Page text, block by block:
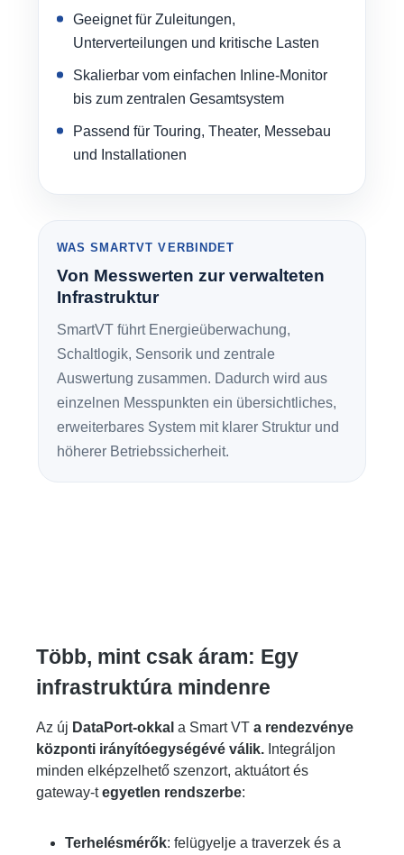
Geeignet für Zuleitungen,
Unterverteilungen und kritische Lasten
Skalierbar vom einfachen Inline-Monitor
bis zum zentralen Gesamtsystem
Passend für Touring, Theater, Messebau
und Installationen
WAS SMARTVT VERBINDET
Von Messwerten zur verwalteten
Infrastruktur
SmartVT führt Energieüberwachung,
Schaltlogik, Sensorik und zentrale
Auswertung zusammen. Dadurch wird aus
einzelnen Messpunkten ein übersichtliches,
erweiterbares System mit klarer Struktur und
höherer Betriebssicherheit.
Több, mint csak áram: Egy
infrastruktúra mindenre
Az új DataPort-okkal a Smart VT a rendezvénye
központi irányítóegységévé válik. Integráljon
minden elképzelhető szenzort, aktuátort és
gateway-tegyetlen rendszerbe:
Terhelésmérők: felügyelje a traverzek és a